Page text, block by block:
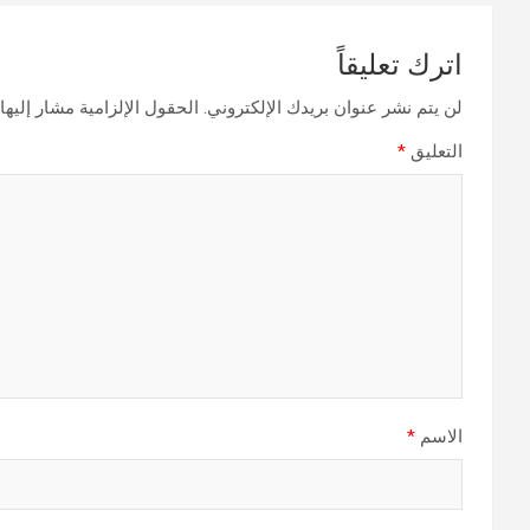
اترك تعليقاً
لن يتم نشر عنوان بريدك الإلكتروني. الحقول الإلزامية مشار
التعليق *
الاسم *